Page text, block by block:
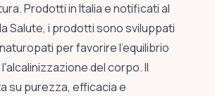
Prodotti in Italia e notificati al
Salute, i prodotti sono sviluppati
per favorire l'equilibrio
del corpo. Il
su purezza, efficacia e